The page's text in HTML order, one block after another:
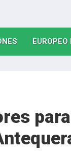
(CURRENT)
para